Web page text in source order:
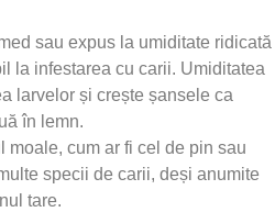
sau expus la umiditate ridicată
la infestarea cu carii. Umiditatea
larvelor și crește șansele ca
în lemn.
moale, cum ar fi cel de pin sau
specii de carii, deși anumite
tare.